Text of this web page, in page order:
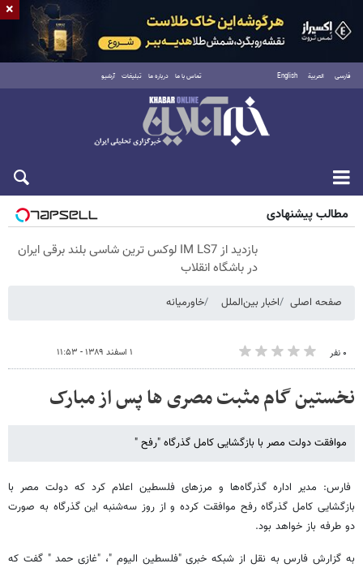
فارسی العربية English تماس با ما درباره ما تبلیغات آرشیو
پنجشنبه ۱۵ مرداد ۱۴۰۵
مطالب پیشنهادی
بازدید از IM LS7 لوکس ترین شاسی بلند برقی ایران
در باشگاه انقلاب
صفحه اصلی اخبار بین‌الملل خاورمیانه
۰ نفر ۱ اسفند ۱۳۸۹ - ۱۱:۵۳
نخستین گام مثبت مصری ها پس از مبارک
موافقت دولت مصر با بازگشایی کامل گذرگاه "رفح "
فارس: مدیر اداره گذرگاه‌ها و مرزهای فلسطین اعلام کرد که دولت مصر با
بازگشایی کامل گذرگاه رفح موافقت کرده و از روز سه‌شنبه این گذرگاه به صورت
دو طرفه باز خواهد بود.
به گزارش فارس به نقل از شبکه خبری "فلسطین الیوم "، "غازی حمد " گفت که
×